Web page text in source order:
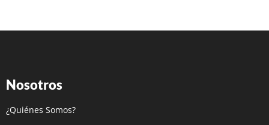
Nosotros
¿Quiénes Somos?